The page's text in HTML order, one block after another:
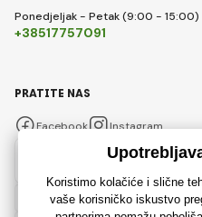
Ponedjeljak - Petak (9:00 - 15:00)
+38517757091
PRATITE NAS
Facebook Instagram